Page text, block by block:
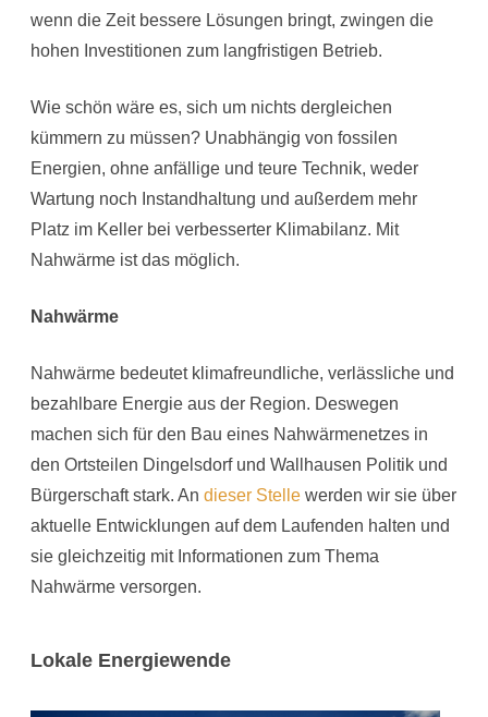
wenn die Zeit bessere Lösungen bringt, zwingen die
hohen Investitionen zum langfristigen Betrieb.
Wie schön wäre es, sich um nichts dergleichen
kümmern zu müssen? Unabhängig von fossilen
Energien, ohne anfällige und teure Technik, weder
Wartung noch Instandhaltung und außerdem mehr
Platz im Keller bei verbesserter Klimabilanz. Mit
Nahwärme ist das möglich.
Nahwärme
Nahwärme bedeutet klimafreundliche, verlässliche und
bezahlbare Energie aus der Region. Deswegen
machen sich für den Bau eines Nahwärmenetzes in
den Ortsteilen Dingelsdorf und Wallhausen Politik und
Bürgerschaft stark. An dieser Stelle werden wir sie über
aktuelle Entwicklungen auf dem Laufenden halten und
sie gleichzeitig mit Informationen zum Thema
Nahwärme versorgen.
Lokale Energiewende